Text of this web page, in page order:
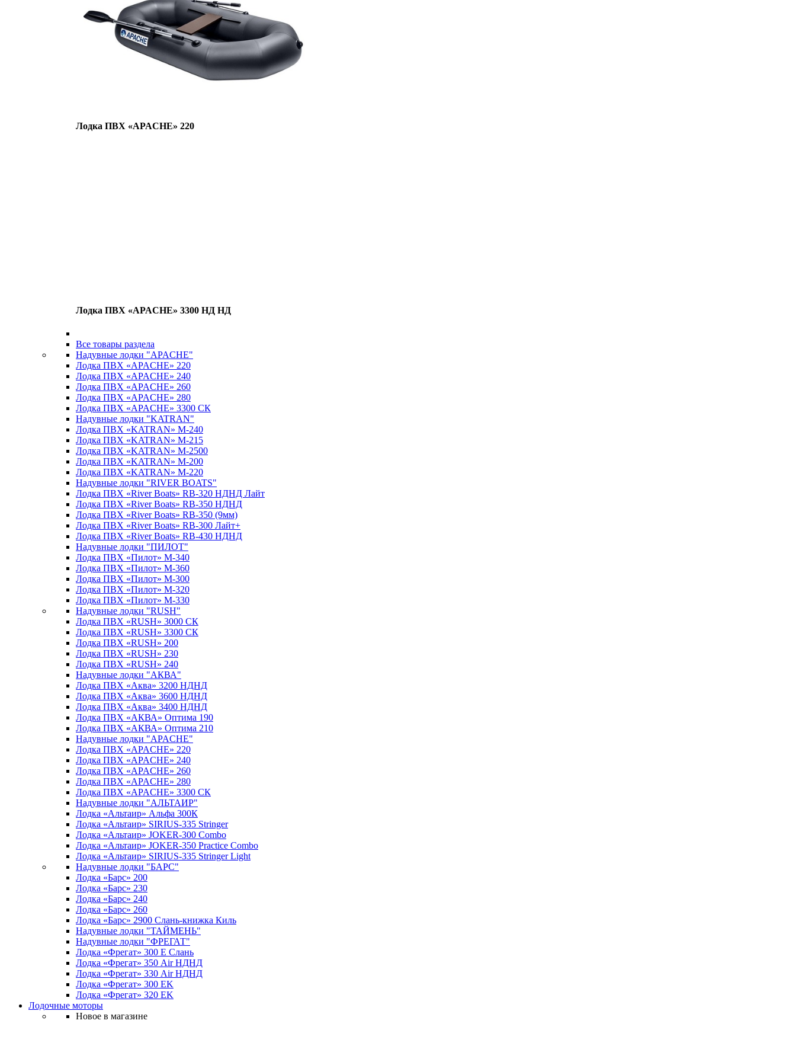
Лодка ПВХ «APACHE» 220
Лодка ПВХ «APACHE» 3300 НД НД
Все товары раздела
Надувные лодки "APACHE"
Лодка ПВХ «APACHE» 220
Лодка ПВХ «APACHE» 240
Лодка ПВХ «APACHE» 260
Лодка ПВХ «APACHE» 280
Лодка ПВХ «APACHE» 3300 СК
Надувные лодки "KATRAN"
Лодка ПВХ «KATRAN» M-240
Лодка ПВХ «KATRAN» M-215
Лодка ПВХ «KATRAN» M-2500
Лодка ПВХ «KATRAN» M-200
Лодка ПВХ «KATRAN» M-220
Надувные лодки "RIVER BOATS"
Лодка ПВХ «River Boats» RB-320 НДНД Лайт
Лодка ПВХ «River Boats» RB-350 НДНД
Лодка ПВХ «River Boats» RB-350 (9мм)
Лодка ПВХ «River Boats» RB-300 Лайт+
Лодка ПВХ «River Boats» RB-430 НДНД
Надувные лодки "ПИЛОТ"
Лодка ПВХ «Пилот» М-340
Лодка ПВХ «Пилот» М-360
Лодка ПВХ «Пилот» М-300
Лодка ПВХ «Пилот» М-320
Лодка ПВХ «Пилот» М-330
Надувные лодки "RUSH"
Лодка ПВХ «RUSH» 3000 СК
Лодка ПВХ «RUSH» 3300 СК
Лодка ПВХ «RUSH» 200
Лодка ПВХ «RUSH» 230
Лодка ПВХ «RUSH» 240
Надувные лодки "АКВА"
Лодка ПВХ «Аква» 3200 НДНД
Лодка ПВХ «Аква» 3600 НДНД
Лодка ПВХ «Аква» 3400 НДНД
Лодка ПВХ «АКВА» Оптима 190
Лодка ПВХ «АКВА» Оптима 210
Надувные лодки "APACHE"
Лодка ПВХ «APACHE» 220
Лодка ПВХ «APACHE» 240
Лодка ПВХ «APACHE» 260
Лодка ПВХ «APACHE» 280
Лодка ПВХ «APACHE» 3300 СК
Надувные лодки "АЛЬТАИР"
Лодка «Альтаир» Альфа 300К
Лодка «Альтаир» SIRIUS-335 Stringer
Лодка «Альтаир» JOKER-300 Combo
Лодка «Альтаир» JOKER-350 Practice Combo
Лодка «Альтаир» SIRIUS-335 Stringer Light
Надувные лодки "БАРС"
Лодка «Барс» 200
Лодка «Барс» 230
Лодка «Барс» 240
Лодка «Барс» 260
Лодка «Барс» 2900 Слань-книжка Киль
Надувные лодки "ТАЙМЕНЬ"
Надувные лодки "ФРЕГАТ"
Лодка «Фрегат» 300 Е Слань
Лодка «Фрегат» 350 Air НДНД
Лодка «Фрегат» 330 Air НДНД
Лодка «Фрегат» 300 ЕK
Лодка «Фрегат» 320 ЕK
Лодочные моторы
Новое в магазине